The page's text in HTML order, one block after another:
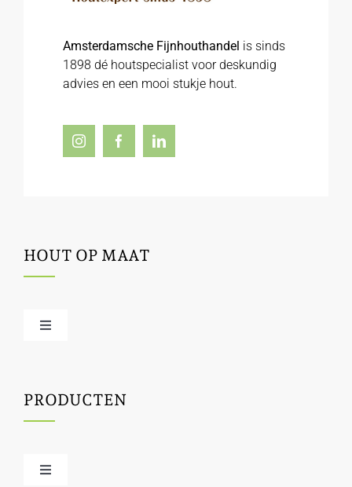
Amsterdamsche Fijnhouthandel is sinds
1898 dé houtspecialist voor deskundig
advies en een mooi stukje hout.
HOUT OP MAAT
Toggle
Houtbewerking
Houtinfo
PRODUCTEN
Toggle